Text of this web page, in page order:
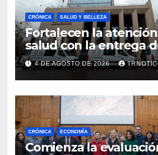
CRÓNICA SALUD Y BELLEZA
Fortalecen la
salud con la entrega
nuevas ambulancias
Cauquenes y Sagrada
4 DE AGOSTO DE 2026
CRÓNICA ECONOMÍA
Comienza la